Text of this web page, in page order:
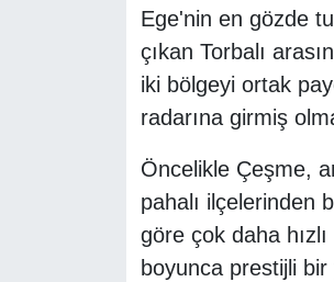
Ege'nin en gözde
çıkan Torbalı
iki bölgeyi ortak
radarına girmiş
Öncelikle Çeşme,
pahalı ilçelerinden
göre çok daha
boyunca prestijli